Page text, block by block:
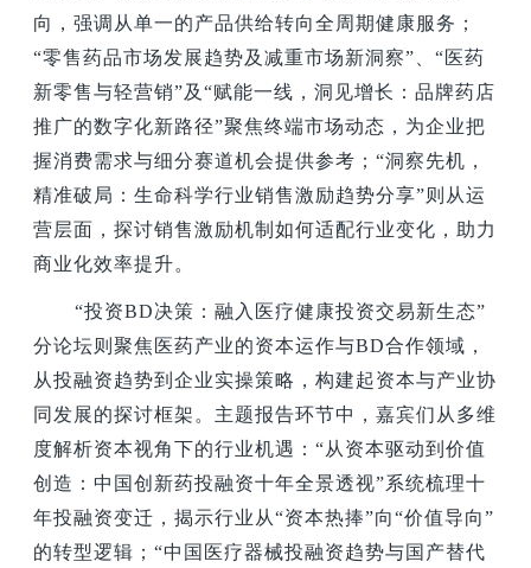
向，强调从单一的产品供给转向全周期健康服务；
“零售药品市场发展趋势及减重市场新洞察”、“医药
新零售与轻营销”及“赋能一线，洞见增长：品牌药店
推广的数字化新路径”聚焦终端市场动态，为企业把
握消费需求与细分赛道机会提供参考；“洞察先机，
精准破局：生命科学行业销售激励趋势分享”则从运
营层面，探讨销售激励机制如何适配行业变化，助力
商业化效率提升。
“投资BD决策：融入医疗健康投资交易新生态”
分论坛则聚焦医药产业的资本运作与BD合作领域，
从投融资趋势到企业实操策略，构建起资本与产业协
同发展的探讨框架。主题报告环节中，嘉宾们从多维
度解析资本视角下的行业机遇：“从资本驱动到价值
创造：中国创新药投融资十年全景透视”系统梳理十
年投融资变迁，揭示行业从“资本热捧”向“价值导向”
的转型逻辑；“中国医疗器械投融资趋势与国产替代